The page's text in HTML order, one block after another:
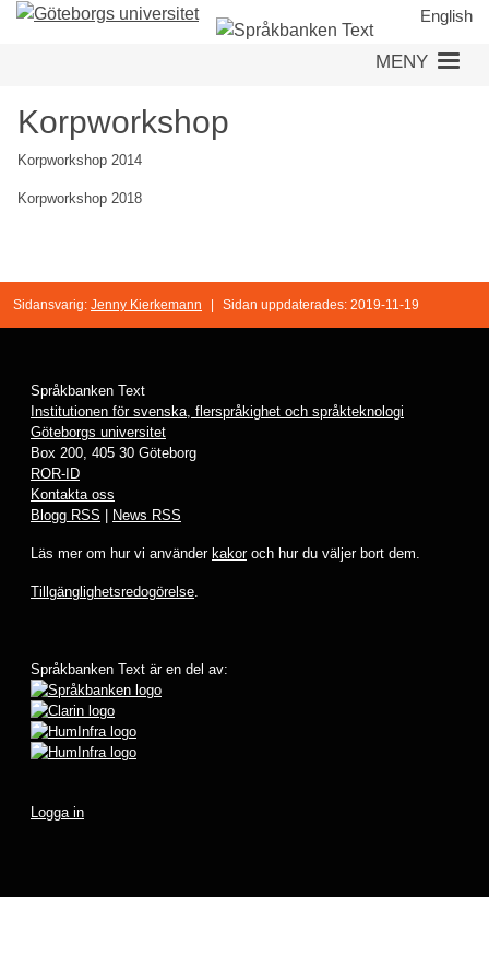
Hoppa
English
MENY
Korpworkshop
Korpworkshop 2014
Korpworkshop 2018
Sidansvarig: Jenny Kierkemann Sidan uppdaterades: 2019-11-19
Språkbanken Text
Institutionen för svenska, flerspråkighet och språkteknologi
Göteborgs universitet
Box 200, 405 30 Göteborg
ROR-ID
Kontakta oss
Blogg RSS
News RSS
Läs mer om hur vi använder kakoroch hur du väljer bort dem.
Tillgänglighetsredogörelse.
Språkbanken Text är en del av:
Logga in